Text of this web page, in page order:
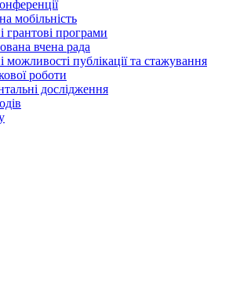
мобільність
грантові програми
вчена рада
можливості публікації та стажування
роботи
дослідження